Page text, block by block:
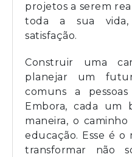
projetos a serem
toda a sua vida,
satisfação.
Construir uma
planejar um
comuns a
Embora, cada um
maneira, o
educação. Esse é o
transformar não